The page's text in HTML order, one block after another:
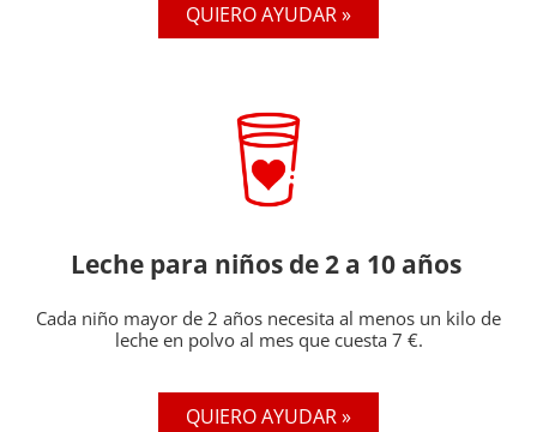
QUIERO AYUDAR »
Leche para niños de 2 a 10 años
Cada niño mayor de 2 años necesita al menos un kilo de
leche en polvo al mes que cuesta 7 €.
QUIERO AYUDAR »